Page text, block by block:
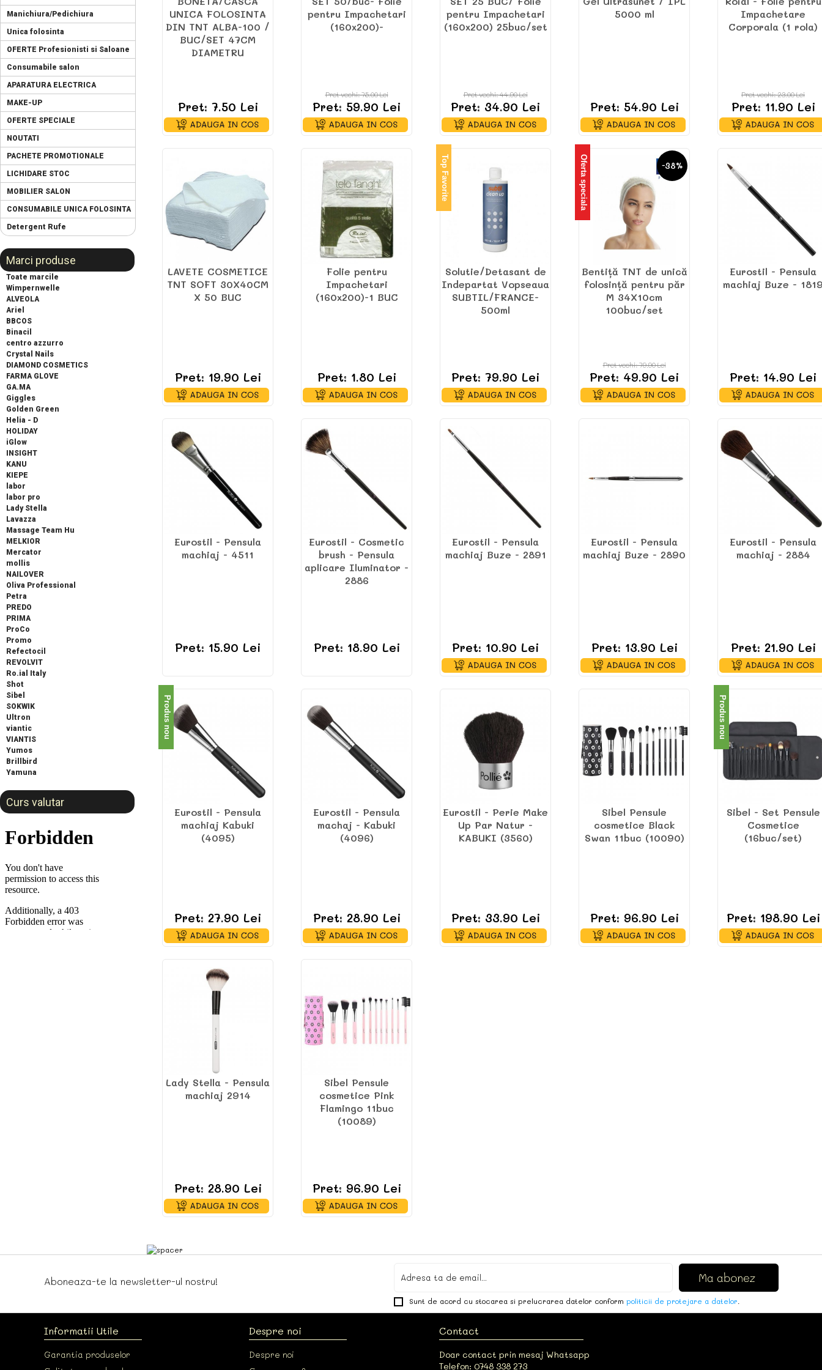
Manichiura/Pedichiura
Unica folosinta
OFERTE Profesionisti si Saloane
Consumabile salon
APARATURA ELECTRICA
MAKE-UP
OFERTE SPECIALE
NOUTATI
PACHETE PROMOTIONALE
LICHIDARE STOC
MOBILIER SALON
CONSUMABILE UNICA FOLOSINTA
Detergent Rufe
Marci produse
Toate marcile
Wimpernwelle
ALVEOLA
Ariel
BBCOS
Binacil
centro azzurro
Crystal Nails
DIAMOND COSMETICS
FARMA GLOVE
GA.MA
Giggles
Golden Green
Helia - D
HOLIDAY
iGlow
INSIGHT
KANU
KIEPE
labor
labor pro
Lady Stella
Lavazza
Massage Team Hu
MELKIOR
Mercator
mollis
NAILOVER
Oliva Professional
Petra
PREDO
PRIMA
ProCo
Promo
Refectocil
REVOLVIT
Ro.ial Italy
Shot
Sibel
SOKWIK
Ultron
viantic
VIANTIS
Yumos
Brillbird
Yamuna
Curs valutar
UNICA FOLOSINTA
DIN TNT ALBA-100 /
BUC/SET 47CM
DIAMETRU
Pret: 7.50 Lei
pentru Impachetari
(160x200)-
Pret vechi: 75.00 Lei
Pret: 59.90 Lei
pentru Impachetari
(160x200) 25buc/set
Pret vechi: 44.90 Lei
Pret: 34.90 Lei
5000 ml
Pret: 54.90 Lei
Impachetare
Corporala (1 rola)
Pret vechi: 23.00 Lei
Pret: 11.90 Lei
LAVETE COSMETICE
TNT SOFT 30X40CM
X 50 BUC
Pret: 19.90 Lei
Folie pentru
Impachetari
(160x200)-1 BUC
Pret: 1.80 Lei
Top Favorite
Solutie/Detasant de
Indepartat Vopseaua
SUBTIL/FRANCE-
500ml
Pret: 79.90 Lei
Oferta speciala -38%
Bentiță TNT de unică
folosință pentru păr
M 34X10cm
100buc/set
Pret vechi: 79.90 Lei
Pret: 49.90 Lei
Eurostil - Pensula
machiaj Buze -
Pret: 14.90 Lei
Eurostil - Pensula
machiaj - 4511
Pret: 15.90 Lei
Eurostil - Cosmetic
brush - Pensula
aplicare Iluminator -
2886
Pret: 18.90 Lei
Eurostil - Pensula
machiaj Buze - 2891
Pret: 10.90 Lei
Eurostil - Pensula
machiaj Buze - 2890
Pret: 13.90 Lei
Eurostil - Pensula
machiaj - 2884
Pret: 21.90 Lei
Produs nou
Eurostil - Pensula
machiaj Kabuki
(4095)
Pret: 27.90 Lei
Eurostil - Pensula
machaj - Kabuki
(4096)
Pret: 28.90 Lei
Eurostil - Perie Make
Up Par Natur -
KABUKI (3560)
Pret: 33.90 Lei
Sibel Pensule
cosmetice Black
Swan 11buc (10090)
Pret: 96.90 Lei
Produs nou
Sibel - Set Pensule
Cosmetice
(16buc/set)
Pret: 198.90 Lei
Lady Stella - Pensula
machiaj 2914
Pret: 28.90 Lei
Sibel Pensule
cosmetice Pink
Flamingo 11buc
(10089)
Pret: 96.90 Lei
Aboneaza-te la newsletter-ul nostru!
Sunt de acord cu stocarea si prelucrarea datelor conform politicii de protejare a datelor
Informatii Utile
Garantia produselor
Despre noi
Despre noi
Contact
Doar contact prin mesaj Whatsapp
Telefon: 0748 338 273